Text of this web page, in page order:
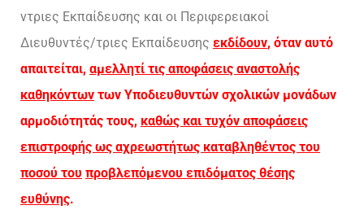
ντριες Εκπαίδευσης και οι Περιφερειακοί
Διευθυντές/τριες Εκπαίδευσης εκδίδουν, όταν αυτό
απαιτείται, αμελλητί τις αποφάσεις αναστολής
καθηκόντων των Υποδιευθυντών σχολικών μονάδων
αρμοδιότητάς τους, καθώς και τυχόν αποφάσεις
επιστροφής ως αχρεωστήτως καταβληθέντος του
ποσού του προβλεπόμενου επιδόματος θέσης
ευθύνης.